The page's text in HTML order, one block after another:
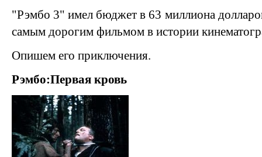
"Рэмбо 3" имел бюджет в 63 миллиона
самым дорогим фильмом в истории
Опишем его приключения.
Рэмбо:Первая кровь